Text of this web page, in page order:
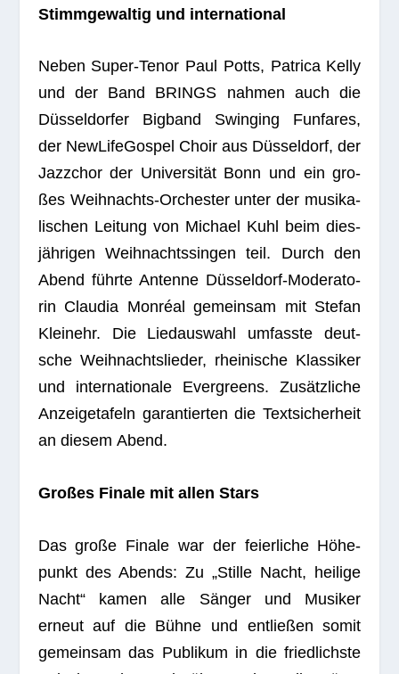
Stimm­ge­wal­tig und international
Neben Super-Tenor Paul Potts, Patrica Kelly
und der Band BRINGS nah­men auch die
Düs­sel­dor­fer Big­band Swin­ging Fun­fa­res,
der New­Li­fe­Gos­pel Choir aus Düs­sel­dorf, der
Jazz­chor der Uni­ver­si­tät Bonn und ein gro­
ßes Weih­nachts-Orches­ter unter der musi­ka­
li­schen Lei­tung von Michael Kuhl beim dies­
jäh­ri­gen Weih­nachts­sin­gen teil. Durch den
Abend führte Antenne Düs­sel­dorf-Mode­ra­to­
rin Clau­dia Mon­réal gemein­sam mit Ste­fan
Kleinehr. Die Lied­aus­wahl umfasste deut­
sche Weih­nachts­lie­der, rhei­ni­sche Klas­si­ker
und inter­na­tio­nale Ever­greens. Zusätz­li­che
Anzei­ge­ta­feln garan­tier­ten die Text­si­cher­heit
an die­sem Abend.
Gro­ßes Finale mit allen Stars
Das große Finale war der fei­er­li­che Höhe­
punkt des Abends: Zu „Stille Nacht, hei­lige
Nacht“ kamen alle Sän­ger und Musi­ker
erneut auf die Bühne und ent­lie­ßen somit
gemein­sam das Publi­kum in die fried­lichste